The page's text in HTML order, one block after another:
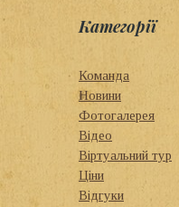
Категорії
Команда
Новини
Фотогалерея
Відео
Віртуальний тур
Ціни
Відгуки